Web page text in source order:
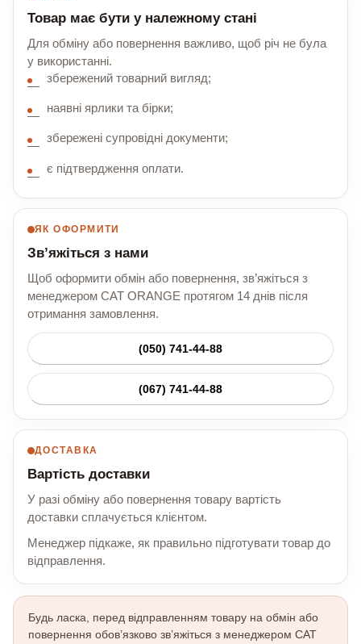
Товар має бути у належному стані
Для обміну або повернення важливо, щоб річ не була
у використанні.
збережений товарний вигляд;
наявні ярлики та бірки;
збережені супровідні документи;
є підтвердження оплати.
ЯК ОФОРМИТИ
Зв’яжіться з нами
Щоб оформити обмін або повернення, зв’яжіться з
менеджером CAT ORANGE протягом 14 днів після
отримання замовлення.
(050) 741-44-88
(067) 741-44-88
ДОСТАВКА
Вартість доставки
У разі обміну або повернення товару вартість
доставки сплачується клієнтом.
Менеджер підкаже, як правильно підготувати товар до
відправлення.
Будь ласка, перед відправленням товару на обмін або
повернення обов’язково зв’яжіться з менеджером CAT